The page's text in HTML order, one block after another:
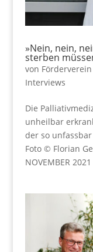
»Nein, nein,
sterben
von Förderverein
Interviews
Die
unheilbar
der so
Foto © Florian
NOVEMBER